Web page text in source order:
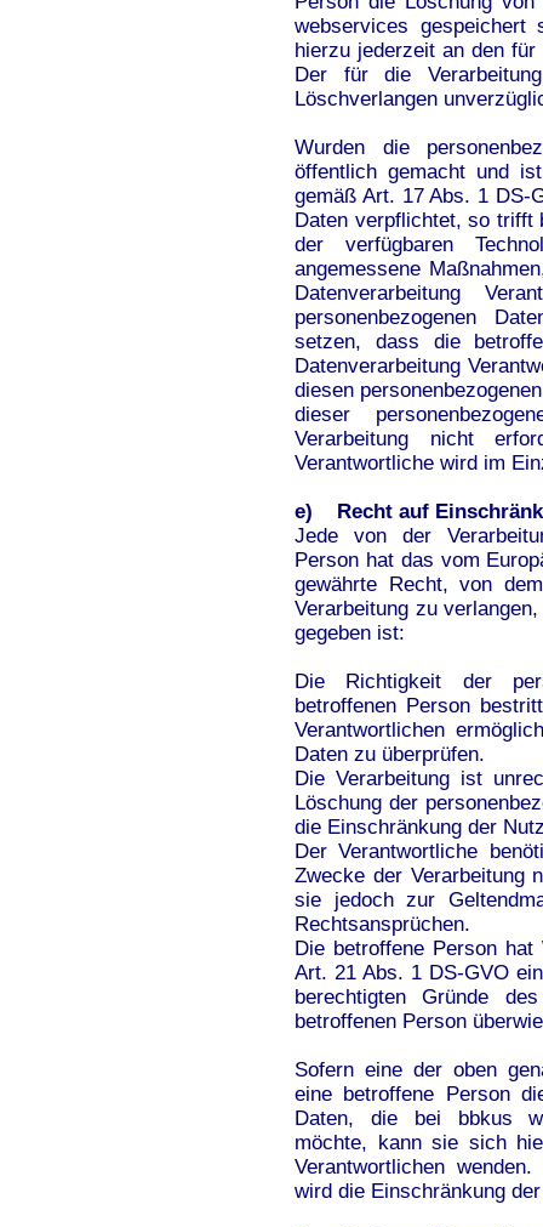
webservices
hierzu jederzeit an den für
Der für die
Löschverlangen
Wurden die
öffentlich gemacht und
gemäß Art. 17 Abs. 1 DS-
Daten verpflichtet, so trifft
der verfügbaren
angemessene
Datenverarbeitung
personenbezogenen
setzen, dass die
Datenverarbeitung
diesen
dieser
Verarbeitung nicht
Verantwortliche wird im
e) Recht auf
Jede von der
Person hat das vom
gewährte Recht, von
Verarbeitung zu
gegeben ist:
Die Richtigkeit der
betroffenen Person
Verantwortlichen
Daten zu überprüfen.
Die Verarbeitung ist
Löschung der
die Einschränkung der
Der Verantwortliche
Zwecke der Verarbeitung
sie jedoch zur
Rechtsansprüchen.
Die betroffene Person hat
Art. 21 Abs. 1 DS-GVO
berechtigten Gründe
betroffenen Person
Sofern eine der oben
eine betroffene Person
Daten, die bei bbkus
möchte, kann sie sich
Verantwortlichen
wird die Einschränkung